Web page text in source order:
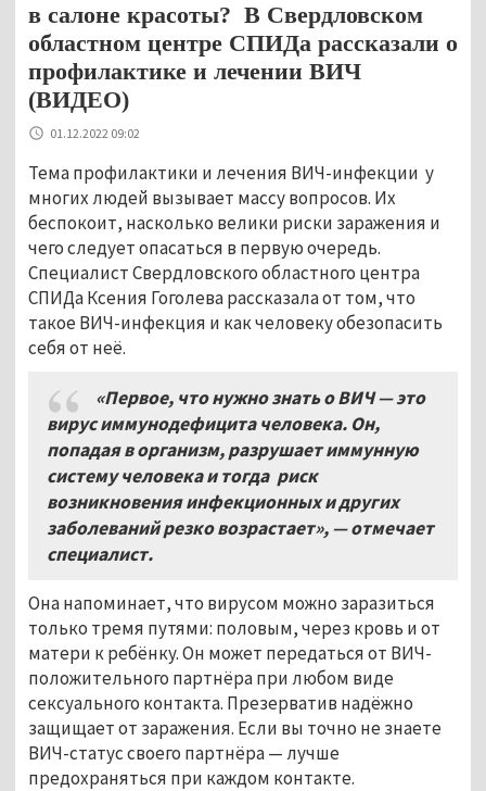
в салоне красоты? В Свердловском
областном центре СПИДа рассказали о
профилактике и лечении ВИЧ
(ВИДЕО)
01.12.2022 09:02
Тема профилактики и лечения ВИЧ-инфекции у
многих людей вызывает массу вопросов. Их
беспокоит, насколько велики риски заражения и
чего следует опасаться в первую очередь.
Специалист Свердловского областного центра
СПИДа Ксения Гоголева рассказала от том, что
такое ВИЧ-инфекция и как человеку обезопасить
себя от неё.
«Первое, что нужно знать о ВИЧ — это
вирус иммунодефицита человека. Он,
попадая в организм, разрушает иммунную
систему человека и тогда риск
возникновения инфекционных и других
заболеваний резко возрастает», — отмечает
специалист.
Она напоминает, что вирусом можно заразиться
только тремя путями: половым, через кровь и от
матери к ребёнку. Он может передаться от ВИЧ-
положительного партнёра при любом виде
сексуального контакта. Презерватив надёжно
защищает от заражения. Если вы точно не знаете
ВИЧ-статус своего партнёра — лучше
предохраняться при каждом контакте.